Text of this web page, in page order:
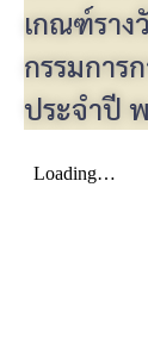
เกณฑ์รา
กรรมการ
ประจำปี